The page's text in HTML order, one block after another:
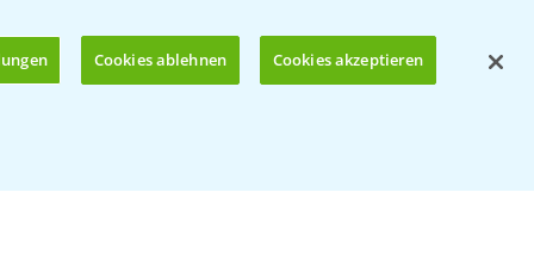
KONTAKT
T.+49 (0)214/30-20220
Cookies ablehnen Cookies akzeptieren